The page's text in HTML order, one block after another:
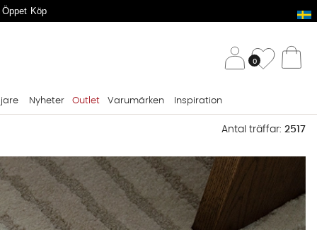
Köp
0
Nyheter Outlet Varumärken Inspiration
Antal träffar: 2517